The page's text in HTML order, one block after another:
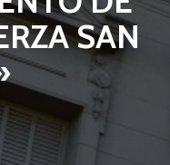
N
A
SAN